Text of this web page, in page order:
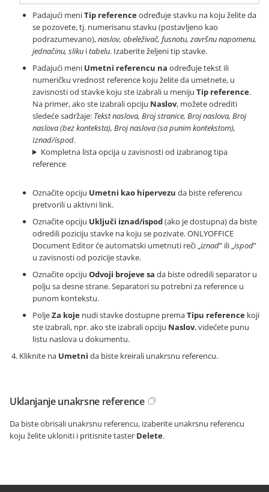
Padajući meniTip referenceodređuje stavku na koju želite da
se pozovete, tj. numerisanu stavku (postavljeno kao
podrazumevano),naslov, obeleživač, fusnotu, završnu napomenu,
jednačinu, sliku itabelu. Izaberite željeni tip stavke.
Padajući meni Umetni referencu na određuje tekst ili
numeričku vrednost reference koju želite da umetnete, u
zavisnosti od stavke koju ste izabrali u meniju Tip reference.
Na primer, ako ste izabrali opciju Naslov, možete odrediti
sledeće sadržaje: Tekst naslova, Broj stranice, Broj naslova, Broj
naslova (bez konteksta), Broj naslova (sa punim kontekstom),
Iznad/ispod.
Kompletna lista opcija u zavisnosti od izabranog tipa
reference
Označite opciju Umetni kao hipervezu da biste referencu
pretvorili u aktivni link.
Označite opciju Uključi iznad/ispod(ako je dostupna) da biste
odredili poziciju stavke na koju se pozivate. ONLYOFFICE
Document Editor će automatski umetnuti reči „iznad” ili „ispod”
u zavisnosti od pozicije stavke.
Označite opciju Odvoji brojeve sa da biste odredili separator u
polju sa desne strane. Separatori su potrebni za reference u
punom kontekstu.
PoljeZa koje nudi stavke dostupne premaTipu reference koji
ste izabrali, npr. ako ste izabrali opciju Naslov, videćete punu
listu naslova u dokumentu.
Kliknite na Umetni da biste kreirali unakrsnu referencu.
Uklanjanje unakrsne reference
Da biste obrisali unakrsnu referencu, izaberite unakrsnu referencu
koju želite ukloniti i pritisnite taster Delete.